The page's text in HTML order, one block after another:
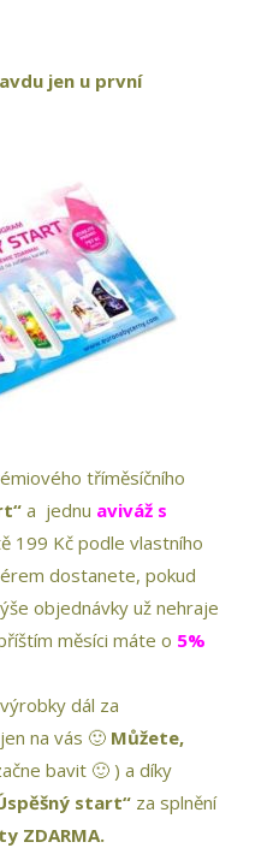
jen u první
tříměsíčního
a jednu aviváž s
199 Kč podle vlastního
dostanete, pokud
objednávky už nehraje
měsíci máte o 5%
dál za
na vás 🙂 Můžete,
bavit 🙂 ) a díky
start“ za splnění
ZDARMA.